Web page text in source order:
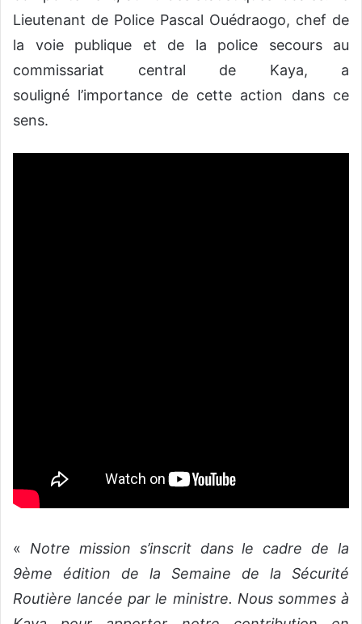
Lieutenant de Police Pascal Ouédraogo, chef de
la voie publique et de la police secours au
commissariat central de Kaya, a
souligné l’importance de cette action dans ce
sens.
« Notre mission s’inscrit dans le cadre de la
9ème édition de la Semaine de la Sécurité
Routière lancée par le ministre. Nous sommes à